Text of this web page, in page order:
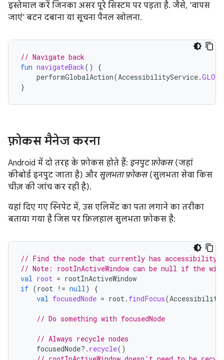
इस्तेमाल करें जिनका असर पूरे सिस्टम पर पड़ता है. जैसे, 'वापस
जाएं' बटन दबाना या सूचना पैनल खोलना.
// Navigate back
fun navigateBack()
{
performGlobalAction(AccessibilityService.
}
फ़ोकस मैनेज करना
Android में दो तरह के फ़ोकस होते हैं: इनपुट फ़ोकस(जहां
कीबोर्ड इनपुट जाता है) और सुलभता फ़ोकस(सुलभता सेवा किस
चीज़ की जांच कर रही है).
यहां दिए गए स्निपेट में, उस एलिमेंट का पता लगाने का तरीका
बताया गया है जिस पर फ़िलहाल सुलभता फ़ोकस है:
// Find the node that currently has accessibility
// Note: rootInActiveWindow can be null if the
val root = rootInActiveWindow
if (root != null)
{
val focusedNode = root. findFocus(
// Do something with focusedNode
// Always recycle nodes
focusedNode?. recycle()